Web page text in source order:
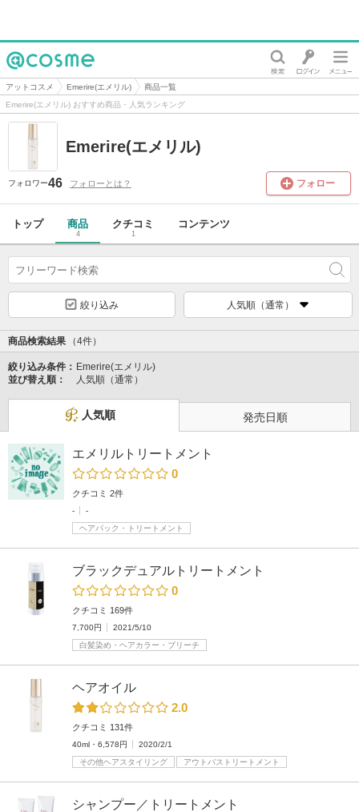
@cosme
アットコスメ Emerire(エメリル)
商品一覧
Emerire(エメリル) おすすめ商品・人気ランキング
Emerire(エメリル)
フォロワー46 フォローとは？ フォロー
トップ 商品
4
クチコミ
1
コンテンツ
絞り込み 人気順（通常）
商品検索結果 （4件）
絞り込み条件： Emerire(エメリル)
並び替え順：
人気順（通常）
人気順 発売日順
エメリルトリートメント
0
クチコミ 2件
-
-
ヘアパック・トリートメント
ブラックデュアルトリートメント
0
クチコミ 169件
7,700円
2021/5/10
白髪染め・ヘアカラー・ブリーチ
ヘアオイル
2.0
クチコミ 131件
40ml・6,578円
2020/2/1
その他ヘアスタイリング
アウトバストリートメント
シャンプー／トリートメント